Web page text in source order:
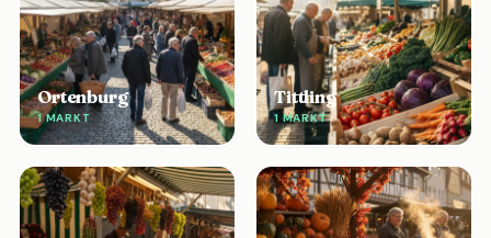
Ortenburg
1 MARKT
Tittling
1 MARKT